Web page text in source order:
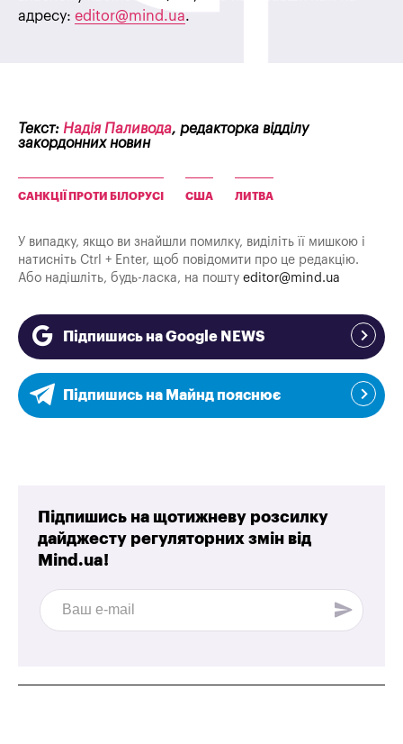
адресу: editor@mind.ua.
Текст: Надія Паливода, редакторка відділу
закордонних новин
САНКЦІЇ ПРОТИ БІЛОРУСІ США ЛИТВА
У випадку, якщо ви знайшли помилку, виділіть її мишкою і
натисніть Ctrl + Enter, щоб повідомити про це редакцію.
Або надішліть, будь-ласка, на пошту editor@mind.ua
Підпишись на Google NEWS
Підпишись на Майнд пояснює
Підпишись на щотижневу розсилку
дайджесту регуляторних змін від
Mind.ua!